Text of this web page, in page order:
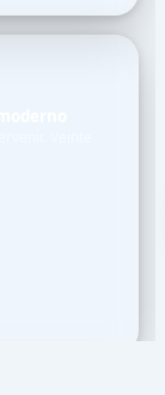
Veinte